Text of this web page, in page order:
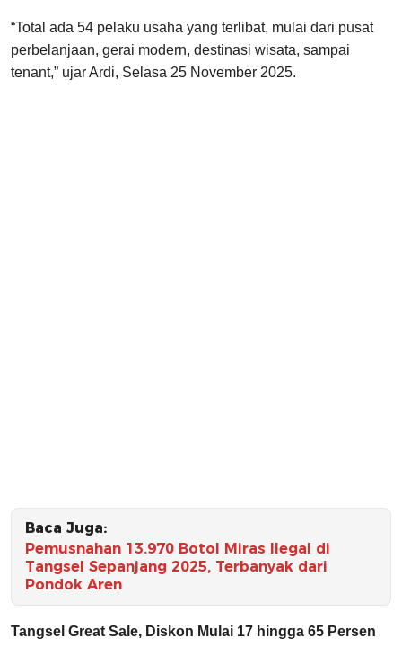
“Total ada 54 pelaku usaha yang terlibat, mulai dari pusat
perbelanjaan, gerai modern, destinasi wisata, sampai
tenant,” ujar Ardi, Selasa 25 November 2025.
Baca Juga:
Pemusnahan 13.970 Botol Miras Ilegal di
Tangsel Sepanjang 2025, Terbanyak dari
Pondok Aren
Tangsel Great Sale, Diskon Mulai 17 hingga 65 Persen